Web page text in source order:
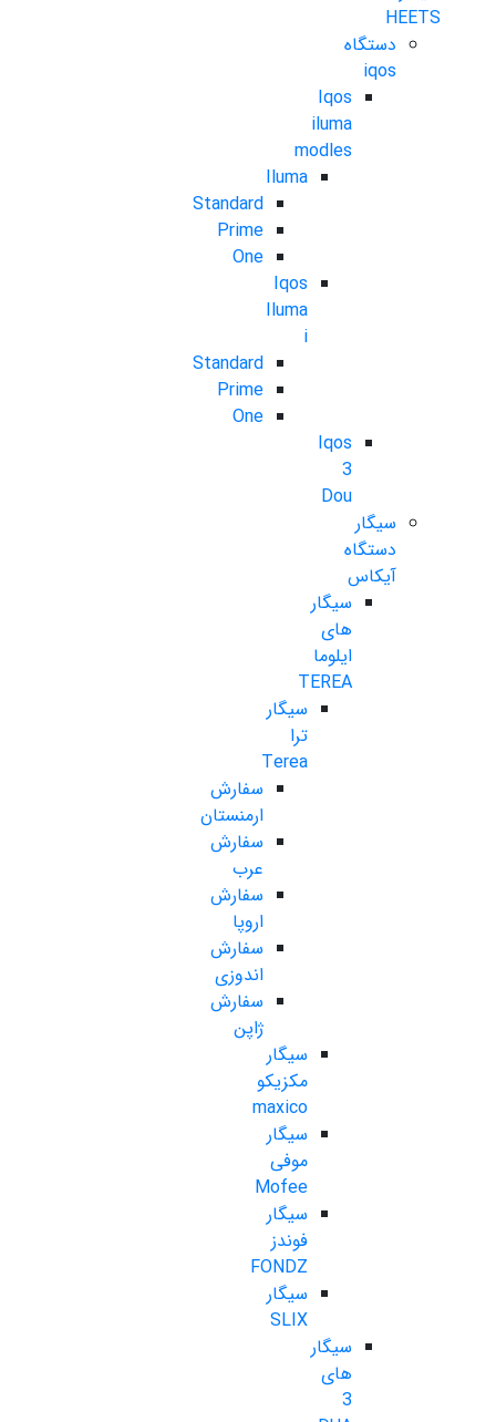
HEETS
دستگاه
iqos
Iqos
iluma
modles
Iluma
Standard
Prime
One
Iqos
Iluma
i
Standard
Prime
One
Iqos
3
Dou
سیگار
دستگاه
آیکاس
سیگار
های
ایلوما
TEREA
سیگار
ترا
Terea
سفارش
ارمنستان
سفارش
عرب
سفارش
اروپا
سفارش
اندوزی
سفارش
ژاپن
سیگار
مکزیکو
maxico
سیگار
موفی
Mofee
سیگار
فوندز
FONDZ
سیگار
SLIX
سیگار
های
3